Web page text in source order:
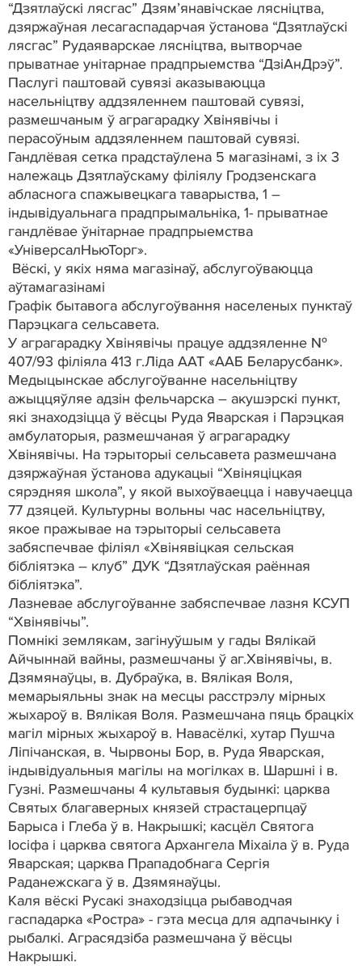
“Дзятлаўскі лясгас” Дзям’янавічскае лясніцтва,
дзяржаўная лесагаспадарчая ўстанова “Дзятлаўскі
лясгас” Рудаяварскае лясніцтва, вытворчае
прыватнае унітарнае прадпрыемства “ДзіАнДрэў”.
Паслугі паштовай сувязі аказываюцца
насельніцтву аддзяленнем паштовай сувязі,
размешчаным ў аграгарадку Хвінявічы і
перасоўным аддзяленнем паштовай сувязі.
Гандлёвая сетка прадстаўлена 5 магазінамі, з іх 3
належаць Дзятлаўскаму філіялу Гродзенскага
абласнога спажывецкага таварыства, 1 –
індывідуальнага прадпрымальніка, 1- прыватнае
гандлёвае ўнітарнае прадпрыемства
«УніверсалНьюТорг».
Вёскі, у якіх няма магазінаў, абслугоўваюцца
аўтамагазінамі
Графік бытавога абслугоўвання населеных пунктаў
Парэцкага сельсавета.
У аграгарадку Хвінявічы працуе аддзяленне №
407/93 філіяла 413 г.Ліда ААТ «ААБ Беларусбанк».
Медыцынскае абслугоўванне насельніцтву
ажыццяўляе адзін фельчарска – акушэрскі пункт,
які знаходзіцца ў вёсцы Руда Яварская і Парэцкая
амбулаторыя, размешчаная ў аграгарадку
Хвінявічы. На тэрыторыі сельсавета размешчана
дзяржаўная ўстанова адукацыі “Хвіняціцкая
сярэдняя школа”, у якой выхоўваецца і навучаецца
77 дзяцей. Культурны вольны час насельніцтву,
якое пражывае на тэрыторыі сельсавета
забяспечвае філіял «Хвінявіцкая сельская
бібліятэка – клуб” ДУК “Дзятлаўская раённая
бібліятэка”.
Лазневае абслугоўванне забяспечвае лазня КСУП
“Хвінявічы”.
Помнікі землякам, загінуўшым у гады Вялікай
Айчыннай вайны, размешчаны ў аг.Хвінявічы, в.
Дзямянаўцы, в. Дубраўка, в. Вялікая Воля,
мемарыяльны знак на месцы расстрэлу мірных
жыхароў в. Вялікая Воля. Размешчана пяць брацкіх
магіл мірных жыхароў в. Навасёлкі, хутар Пушча
Ліпічанская, в. Чырвоны Бор, в. Руда Яварская,
індывідуальныя магілы на могілках в. Шаршні і в.
Гузні. Размешчаны 4 культавыя будынкі: царква
Святых благаверных князей страстацерпцаў
Барыса і Глеба ў в. Накрышкі; касцёл Святога
Іосіфа і царква святога Архангела Міхаіла ў в. Руда
Яварская; царква Прападобнага Сергія
Раданежскага ў в. Дзямянаўцы.
Каля вёскі Русакі знаходзіцца рыбаводчая
гаспадарка «Ростра» - гэта месца для адпачынку і
рыбалкі. Аграсядзіба размешчана ў вёсцы
Накрышкі.